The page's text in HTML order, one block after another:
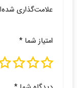
علامت‌گذاری
امتیاز شما *